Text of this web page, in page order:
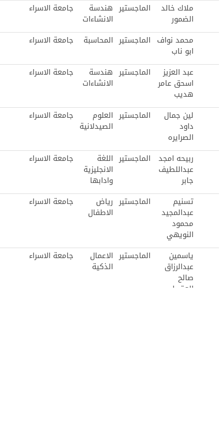
ملاك خالد
الضمور
الماجستير هندسة
الانشاءات
جامعة الاسراء
محمد نواف
ابو ناب
الماجستير المحاسبة جامعة الاسراء
عبد العزيز
اسحق عامر
هديب
الماجستير هندسة
الانشاءات
جامعة الاسراء
لين جمال
داود
الصرايره
الماجستير العلوم
الصيدلانية
جامعة الاسراء
ربيحه امجد
عبداللطيف
جابر
الماجستير اللغة
الانجليزية
وادابها
جامعة الاسراء
تسنيم
عبدالمجيد
محمود
النويهي
الماجستير رياض
الاطفال
جامعة الاسراء
ياسمين
عبدالرزاق
صالح
العقرباوي
الماجستير الاعمال
الذكية
جامعة الاسراء